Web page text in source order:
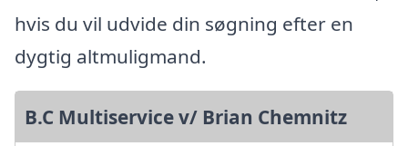
hvis du vil udvide din søgning efter en
dygtig altmuligmand.
B.C Multiservice v/ Brian Chemnitz